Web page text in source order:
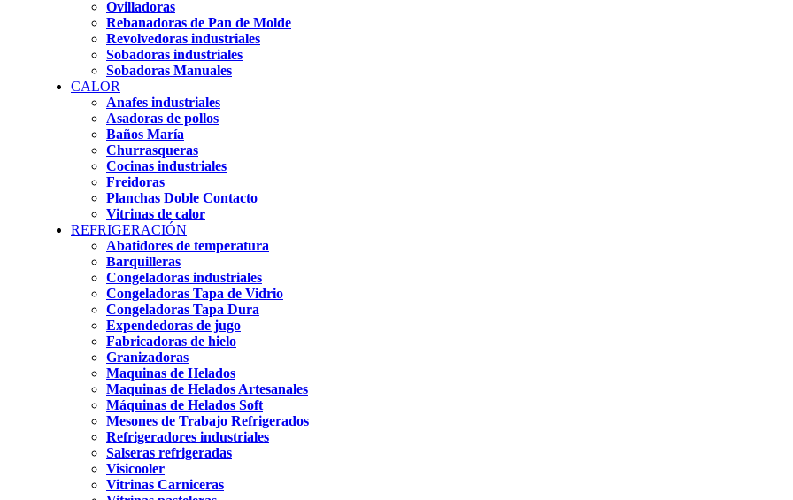
Ovilladoras
Rebanadoras de Pan de Molde
Revolvedoras industriales
Sobadoras industriales
Sobadoras Manuales
CALOR
Anafes industriales
Asadoras de pollos
Baños María
Churrasqueras
Cocinas industriales
Freidoras
Planchas Doble Contacto
Vitrinas de calor
REFRIGERACIÓN
Abatidores de temperatura
Barquilleras
Congeladoras industriales
Congeladoras Tapa de Vidrio
Congeladoras Tapa Dura
Expendedoras de jugo
Fabricadoras de hielo
Granizadoras
Maquinas de Helados
Maquinas de Helados Artesanales
Máquinas de Helados Soft
Mesones de Trabajo Refrigerados
Refrigeradores industriales
Salseras refrigeradas
Visicooler
Vitrinas Carniceras